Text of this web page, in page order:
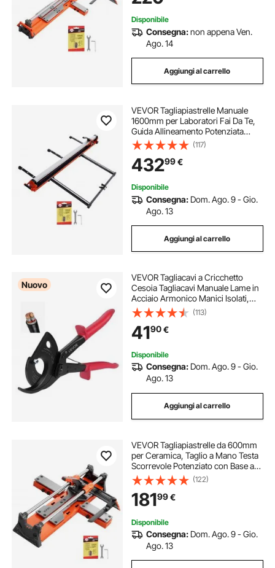
Cucine Bagni
Disponibile
Consegna:non appena Ven.
Ago. 14
Aggiungi al carrello
VEVOR Tagliapiastrelle Manuale
1600mm per Laboratori Fai Da Te,
Guida Allineamento Potenziata
Testa Scorrevole, Disco in Carburo
Tungsteno Gambe con Ruote, per
Piastrelle in Ceramica Pavimenti e
Muri
(117)
43299€
Disponibile
Consegna: Dom. Ago. 9 - Gio.
Ago. 13
Aggiungi al carrello
Nuovo
VEVOR Tagliacavi a Cricchetto
Cesoia Tagliacavi Manuale Lame in
Acciaio Armonico Manici Isolati,
Taglierina per Cavi in Rame e
Alluminio Capacità max. 400 mm²,
Tagliacavi Utensile da Elettricista
(113)
4190€
Disponibile
Consegna: Dom. Ago. 9 - Gio.
Ago. 13
Aggiungi al carrello
VEVOR Tagliapiastrelle da 600mm
per Ceramica, Taglio a Mano Testa
Scorrevole Potenziato con Base a
Molla, Guida Angolare, Disco da
Taglio, Guida di Allineamento, per
Piastrelle Pavimenti Mattonelle
(122)
18199€
Disponibile
Consegna: Dom. Ago. 9 - Gio.
Ago. 13